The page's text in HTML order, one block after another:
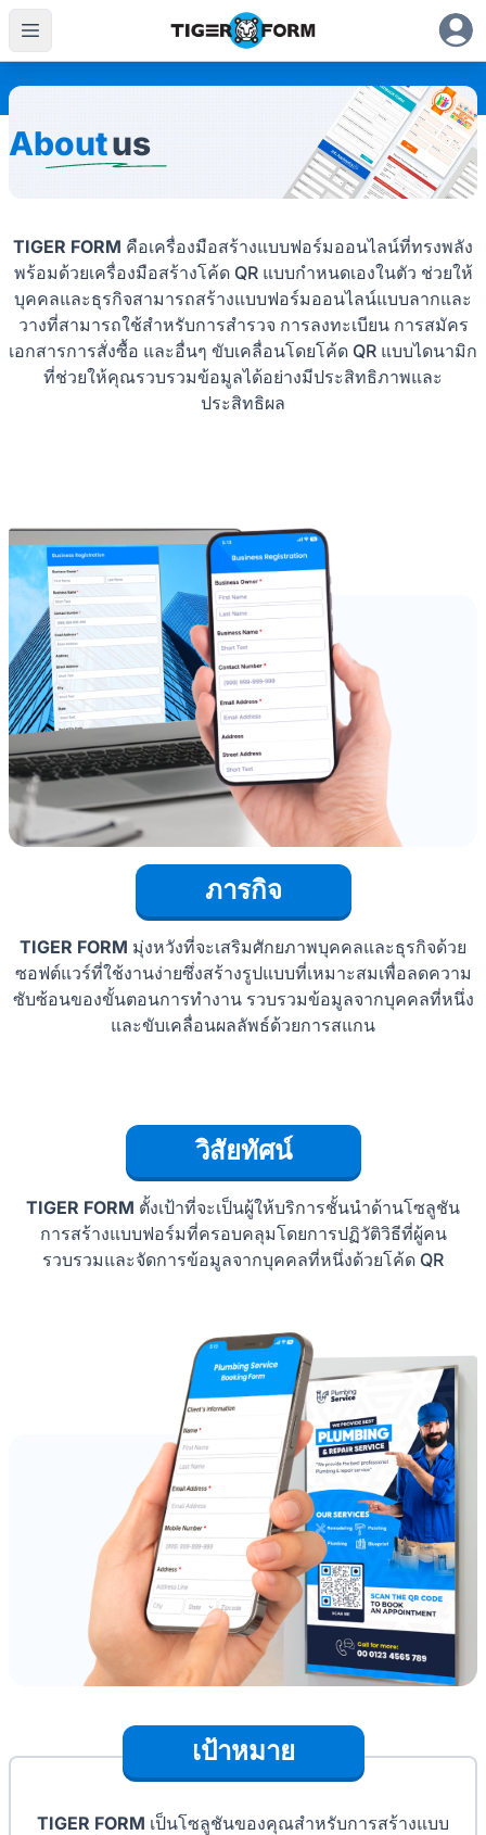
Aboutus
TIGER FORM คือเครื่องมือสร้างแบบฟอร์มออนไลน์ที่ทรงพลัง
พร้อมด้วยเครื่องมือสร้างโค้ด QR แบบกำหนดเองในตัว ช่วยให้
บุคคลและธุรกิจสามารถสร้างแบบฟอร์มออนไลน์แบบลากและ
วางที่สามารถใช้สำหรับการสำรวจ การลงทะเบียน การสมัคร
เอกสารการสั่งซื้อ และอื่นๆ ขับเคลื่อนโดยโค้ด QR แบบไดนามิก
ที่ช่วยให้คุณรวบรวมข้อมูลได้อย่างมีประสิทธิภาพและ
ประสิทธิผล
ภารกิจ
TIGER FORM มุ่งหวังที่จะเสริมศักยภาพบุคคลและธุรกิจด้วย
ซอฟต์แวร์ที่ใช้งานง่ายซึ่งสร้างรูปแบบที่เหมาะสมเพื่อลดความ
ซับซ้อนของขั้นตอนการทำงาน รวบรวมข้อมูลจากบุคคลที่หนึ่ง
และขับเคลื่อนผลลัพธ์ด้วยการสแกน
วิสัยทัศน์
TIGER FORM ตั้งเป้าที่จะเป็นผู้ให้บริการชั้นนำด้านโซลูชัน
การสร้างแบบฟอร์มที่ครอบคลุมโดยการปฏิวัติวิธีที่ผู้คน
รวบรวมและจัดการข้อมูลจากบุคคลที่หนึ่งด้วยโค้ด QR
เป้าหมาย
TIGER FORM เป็นโซลูชันของคุณสำหรับการสร้างแบบ